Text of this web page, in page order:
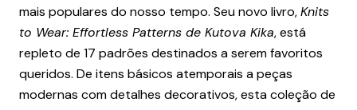
mais populares do nosso tempo. Seu novo livro,Knits
to Wear: Effortless Patterns de Kutova Kika, está
repleto de 17 padrões destinados a serem favoritos
queridos. De itens básicos atemporais a peças
modernas com detalhes decorativos, esta coleção de